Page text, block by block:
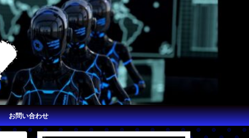
お問い合わせ